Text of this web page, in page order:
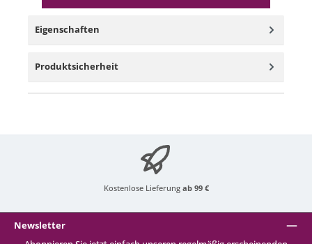
Eigenschaften
Produktsicherheit
Kostenlose Lieferung ab 99 €
Newsletter